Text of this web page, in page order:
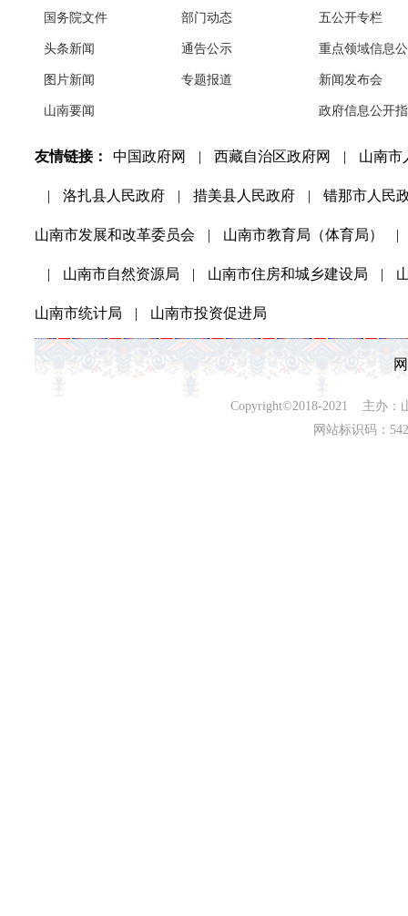
国务院文件
头条新闻
图片新闻
山南要闻
部门动态
通告公示
专题报道
五公开专栏
重点领域信息
新闻发布会
政府信息公开
友情链接： 中国政府网 | 西藏自治区政府网 | 山南市
| 洛扎县人民政府 | 措美县人民政府 | 错那市人民
山南市发展和改革委员会 | 山南市教育局（体育局） |
| 山南市自然资源局 | 山南市住房和城乡建设局 |
山南市统计局 | 山南市投资促进局
Copyright©2018-2021 主办：
网站标识码：